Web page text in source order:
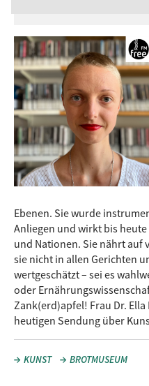
Ebenen. Sie wurde
Anliegen und wirkt bis
und Nationen. Sie nährt auf
sie nicht in allen Gerichten
wertgeschätzt – sei es
oder
Zank(erd)apfel! Frau Dr.
heutigen Sendung über
KUNST BROTMUSEUM